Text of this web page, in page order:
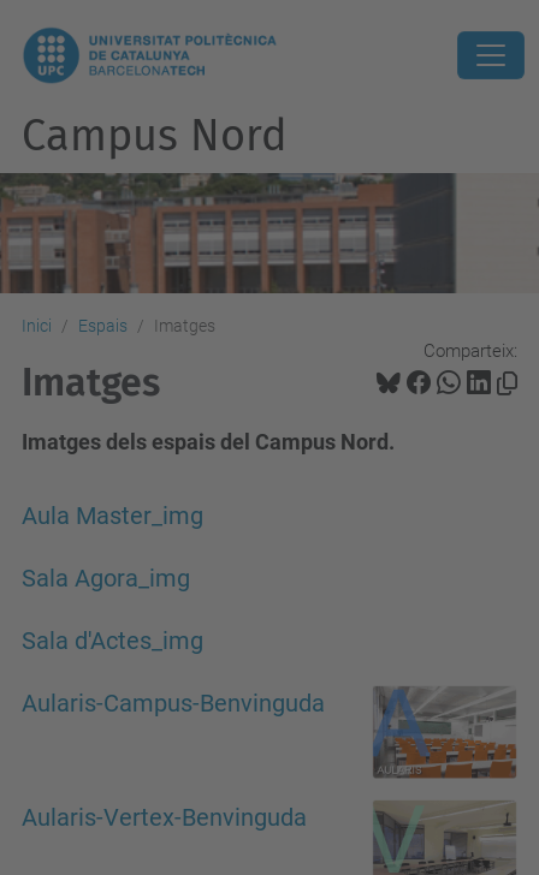
Campus Nord
Inici Espais Imatges
Comparteix:
Imatges
Imatges dels espais del Campus Nord.
Aula Master_img
Sala Agora_img
Sala d'Actes_img
Aularis-Campus-Benvinguda
Aularis-Vertex-Benvinguda